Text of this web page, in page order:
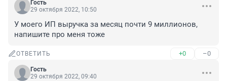
Гость
29 октября 2022, 10:50
У моего ИП выручка за месяц почти 9 миллионов,
напишите про меня тоже
ОТВЕТИТЬ +0 –0
Гость
29 октября 2022, 09:40